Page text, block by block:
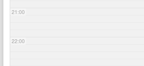
21:00
22:00